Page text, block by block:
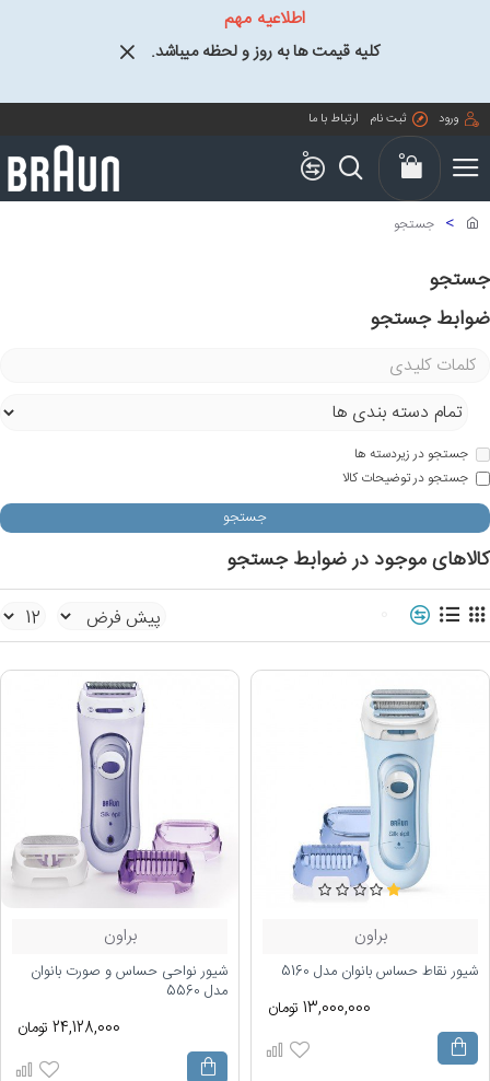
اطلاعیه مهم
کلیه قیمت ها به روز و لحظه میباشد.
ورود ثبت نام ارتباط با ما
0 0
جستجو
جستجو
ضوابط جستجو
جستجو در زیردسته ها
جستجو در توضیحات کالا
جستجو
کالاهای موجود در ضوابط جستجو
براون
شیور نقاط حساس بانوان مدل 5160
13,000,000 تومان
براون
شیور نواحی حساس و صورت بانوان
مدل 5560
24,128,000 تومان